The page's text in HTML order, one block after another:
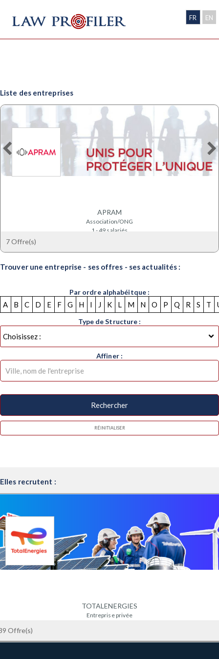
FR EN
Liste des entreprises
APRAM
Association/ONG
1 - 49 salariés
7 Offre(s)
Trouver une entreprise - ses offres - ses actualités :
Par ordre alphabéitque :
A B C D E F G H I J K L M N O P Q R S T
Type de Structure :
Affiner :
Elles recrutent :
TOTALENERGIES
Entreprise privée
Offre(s)